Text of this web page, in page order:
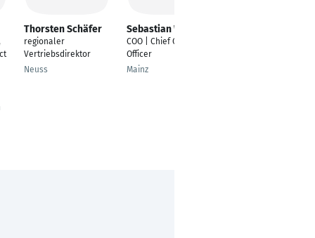
Thorsten Schäfer
regionaler
Vertriebsdirektor
Neuss
Sebastian Weber
COO | Chief Operating
Officer
Mainz